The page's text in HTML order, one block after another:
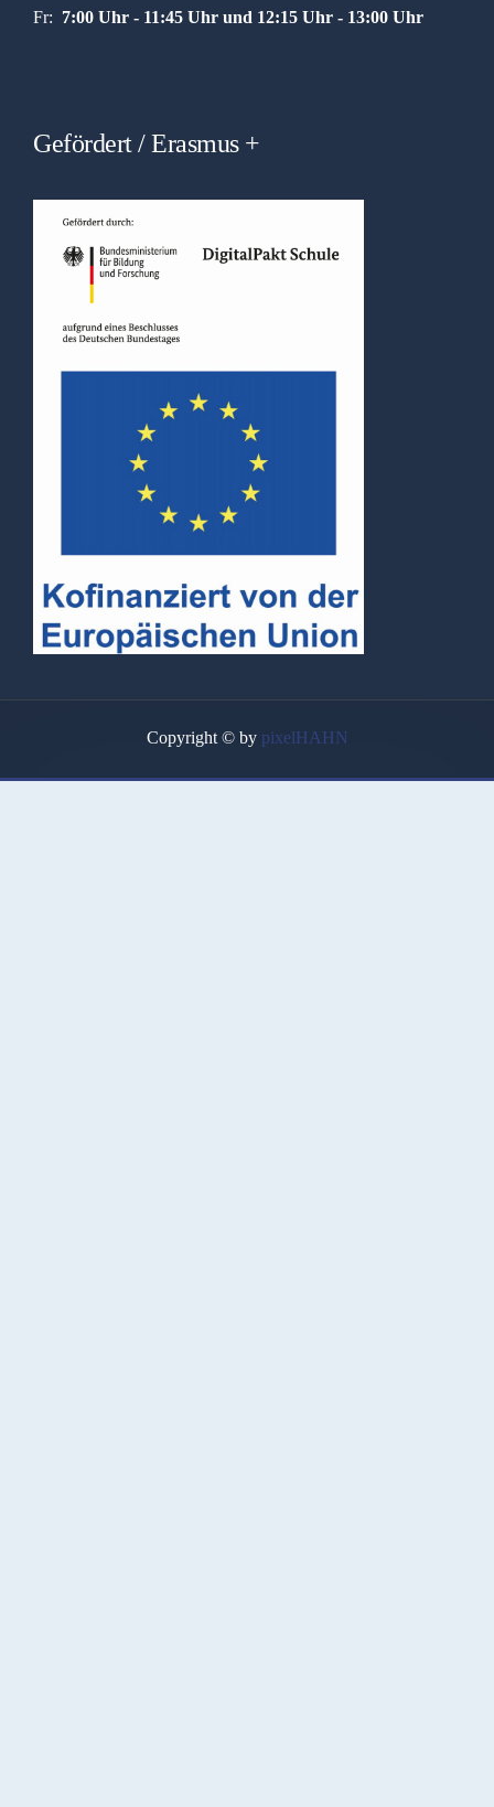
Fr: 7:00 Uhr - 11:45 Uhr und 12:15 Uhr - 13:00 Uhr
Gefördert / Erasmus +
Copyright © by pixelHAHN